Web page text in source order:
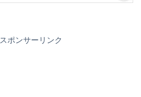
スポンサーリンク